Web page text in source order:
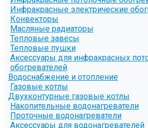
Инфракрасные электрические
Конвекторы
Масляные радиаторы
Тепловые завесы
Тепловые пушки
Аксессуары для инфракрасных
обогревателей
Водоснабжение и отопление
Газовые котлы
Двухконтурные газовые котлы
Накопительные водонагреватели
Проточные водонагреватели
Аксессуары для водонагревателей